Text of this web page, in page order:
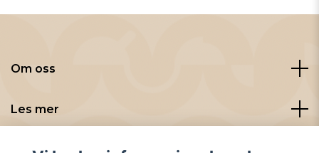
Om oss
Les mer
Sosiale medier